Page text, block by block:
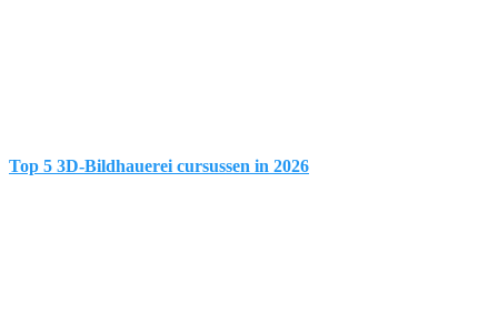
Top 5 3D-Bildhauerei cursussen in 2026